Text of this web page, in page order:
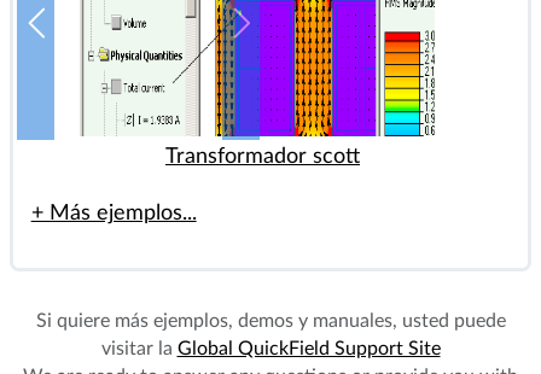
+ Más ejemplos...